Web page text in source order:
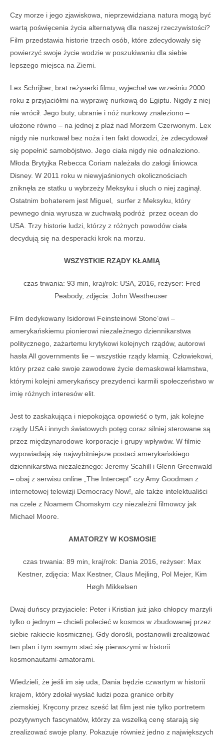
Czy morze i jego zjawiskowa, nieprzewidziana natura mogą być
wartą poświęcenia życia alternatywą dla naszej rzeczywistości?
Film przedstawia historie trzech osób, które zdecydowały się
powierzyć swoje życie wodzie w poszukiwaniu dla siebie
lepszego miejsca na Ziemi.
Lex Schrijber, brat reżyserki filmu, wyjechał we wrześniu 2000
roku z przyjaciółmi na wyprawę nurkową do Egiptu. Nigdy z niej
nie wrócił. Jego buty, ubranie i nóż nurkowy znaleziono –
ułożone równo – na jednej z plaż nad Morzem Czerwonym. Lex
nigdy nie nurkował bez noża i ten fakt dowodzi, że zdecydował
się popełnić samobójstwo. Jego ciała nigdy nie odnaleziono.
Młoda Brytyjka Rebecca Coriam należała do załogi liniowca
Disney. W 2011 roku w niewyjaśnionych okolicznościach
zniknęła ze statku u wybrzeży Meksyku i słuch o niej zaginął.
Ostatnim bohaterem jest Miguel, surfer z Meksyku, który
pewnego dnia wyrusza w zuchwałą podróż przez ocean do
USA. Trzy historie ludzi, którzy z różnych powodów ciała
decydują się na desperacki krok na morzu.
WSZYSTKIE RZĄDY KŁAMIĄ
czas trwania: 93 min, kraj/rok: USA, 2016, reżyser: Fred
Peabody, zdjęcia: John Westheuser
Film dedykowany Isidorowi Feinsteinowi Stone’owi –
amerykańskiemu pionierowi niezależnego dziennikarstwa
politycznego, zażartemu krytykowi kolejnych rządów, autorowi
hasła All governments lie – wszystkie rządy kłamią. Człowiekowi,
który przez całe swoje zawodowe życie demaskował kłamstwa,
którymi kolejni amerykańscy prezydenci karmili społeczeństwo w
imię różnych interesów elit.
Jest to zaskakująca i niepokojąca opowieść o tym, jak kolejne
rządy USA i innych światowych potęg coraz silniej sterowane są
przez międzynarodowe korporacje i grupy wpływów. W filmie
wypowiadają się najwybitniejsze postaci amerykańskiego
dziennikarstwa niezależnego: Jeremy Scahill i Glenn Greenwald
– obaj z serwisu online „The Intercept” czy Amy Goodman z
internetowej telewizji Democracy Now!, ale także intelektualiści
na czele z Noamem Chomskym czy niezależni filmowcy jak
Michael Moore.
AMATORZY W KOSMOSIE
czas trwania: 89 min, kraj/rok: Dania 2016, reżyser: Max
Kestner, zdjęcia: Max Kestner, Claus Mejling, Pol Mejer, Kim
Høgh Mikkelsen
Dwaj duńscy przyjaciele: Peter i Kristian już jako chłopcy marzyli
tylko o jednym – chcieli polecieć w kosmos w zbudowanej przez
siebie rakiecie kosmicznej. Gdy dorośli, postanowili zrealizować
ten plan i tym samym stać się pierwszymi w historii
kosmonautami-amatorami.
Wiedzieli, że jeśli im się uda, Dania będzie czwartym w historii
krajem, który zdołał wysłać ludzi poza granice orbity
ziemskiej. Kręcony przez sześć lat film jest nie tylko portretem
pozytywnych fascynatów, którzy za wszelką cenę starają się
zrealizować swoje plany. Pokazuje również jedno z największych